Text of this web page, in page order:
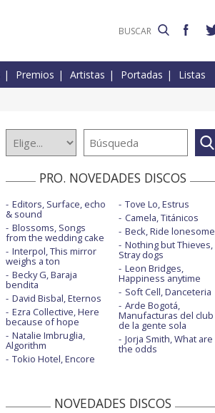
Premios Artistas Portadas Listas
PRO. NOVEDADES DISCOS
Editors, Surface, echo
& sound
Blossoms, Songs
from the wedding cake
Interpol, This mirror
weighs a ton
Becky G, Baraja
bendita
David Bisbal, Eternos
Ezra Collective, Here
because of hope
Natalie Imbruglia,
Algorithm
Tokio Hotel, Encore
Tove Lo, Estrus
Camela, Titánicos
Beck, Ride lonesome
Nothing but Thieves,
Stray dogs
Leon Bridges,
Happiness anytime
Soft Cell, Danceteria
Arde Bogotá,
Manufacturas del club
de la gente sola
Jorja Smith, What are
the odds
NOVEDADES DISCOS